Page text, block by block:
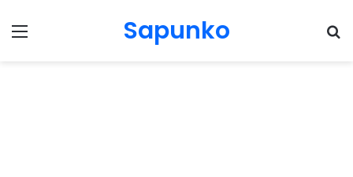
Menu Sapunko